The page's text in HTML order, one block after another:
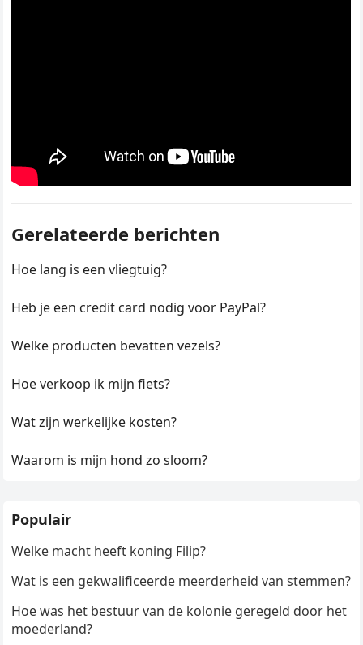
Gerelateerde berichten
Hoe lang is een vliegtuig?
Heb je een credit card nodig voor PayPal?
Welke producten bevatten vezels?
Hoe verkoop ik mijn fiets?
Wat zijn werkelijke kosten?
Waarom is mijn hond zo sloom?
Populair
Welke macht heeft koning Filip?
Wat is een gekwalificeerde meerderheid van stemmen?
Hoe was het bestuur van de kolonie geregeld door het
moederland?